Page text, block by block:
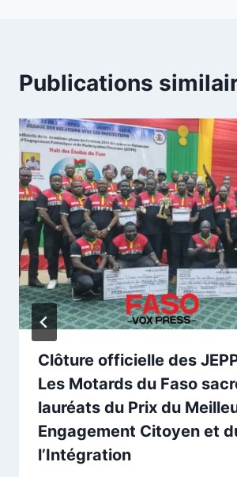
Publications
Clôture officielle des
Les Motards du Faso
lauréats du Prix du
Engagement Citoyen et
l’Intégration